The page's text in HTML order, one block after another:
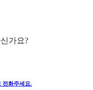
가요?
전화주세요.